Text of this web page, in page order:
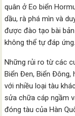
quân ở Eo biển
dầu, rà phá mìn và
được đào tạo bài
không thể tự đáp ứng.
Những rủi ro từ các
Biển Đen, Biển
với nhiều loại tàu
sửa chữa cáp ngầm
đóng tàu của Hàn